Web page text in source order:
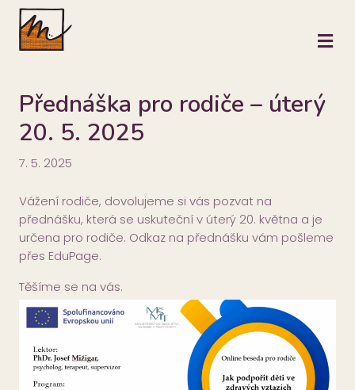
Přednáška pro rodiče – úterý
20. 5. 2025
7. 5. 2025
Vážení rodiče, dovolujeme si vás pozvat na
přednášku, která se uskuteční v úterý 20. května a je
určena pro rodiče. Odkaz na přednášku vám pošleme
přes EduPage.
Těšíme se na vás.